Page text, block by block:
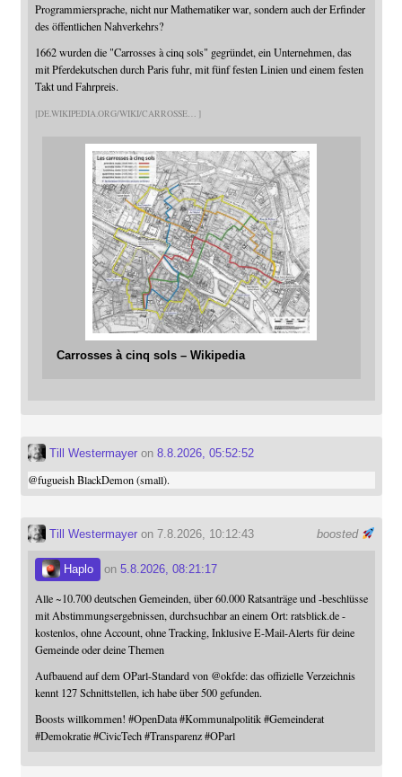
Programmiersprache, nicht nur Mathematiker war, sondern auch der Erfinder
des öffentlichen Nahverkehrs?
1662 wurden die "Carrosses à cinq sols" gegründet, ein Unternehmen, das
mit Pferdekutschen durch Paris fuhr, mit fünf festen Linien und einem festen
Takt und Fahrpreis.
DE.WIKIPEDIA.ORG/WIKI/CARROSSE
Carrosses à cinq sols – Wikipedia
Till Westermayeron 8.8.2026, 05:52:52
@fugueishBlackDemon (small).
boosted
Till Westermayeron 7.8.2026, 10:12:43
Haplo on 5.8.2026, 08:21:17
Alle ~10.700 deutschen Gemeinden, über 60.000 Ratsanträge und -beschlüsse
mit Abstimmungsergebnissen, durchsuchbar an einem Ort: ratsblick.de -
kostenlos, ohne Account, ohne Tracking, Inklusive E-Mail-Alerts für deine
Gemeinde oder deine Themen
Aufbauend auf dem OParl-Standard von @okfde: das offizielle Verzeichnis
kennt 127 Schnittstellen, ich habe über 500 gefunden.
Boosts willkommen! #OpenData #Kommunalpolitik #Gemeinderat
#Demokratie #CivicTech #Transparenz #OParl